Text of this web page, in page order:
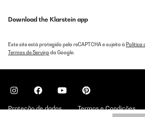
Download the Klarstein app
Este site está protegido pelo reCAPTCHA e sujeito à Política
Termos de Serviçoda Google.
Proteção de dados Termos e Condições